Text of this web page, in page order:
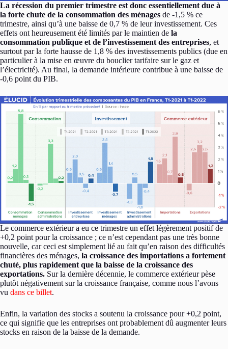
La récession du premier trimestre est donc essentiellement due à
la forte chute de la consommation des ménages de -1,5 % ce
trimestre, ainsi qu’à une baisse de 0,7 % de leur investissement. Ces
effets ont heureusement été limités par le maintien de la
consommation publique et de l’investissement des entreprises, et
surtout par la forte hausse de 1,8 % des investissements publics (due en
particulier à la mise en œuvre du bouclier tarifaire sur le gaz et
l’électricité). Au final, la demande intérieure contribue à une baisse de
-0,6 point du PIB.
Le commerce extérieur a eu ce trimestre un effet légèrement positif de
+0,2 point pour la croissance ; ce n’est cependant pas une très bonne
nouvelle, car ceci est simplement lié au fait qu’en raison des difficultés
financières des ménages, la croissance des importations a fortement
chuté, plus rapidement que la baisse de la croissance des
exportations. Sur la dernière décennie, le commerce extérieur pèse
plutôt négativement sur la croissance française, comme nous l’avons
vu dans ce billet.
Enfin, la variation des stocks a soutenu la croissance pour +0,2 point,
ce qui signifie que les entreprises ont probablement dû augmenter leurs
stocks en raison de la baisse de la demande.